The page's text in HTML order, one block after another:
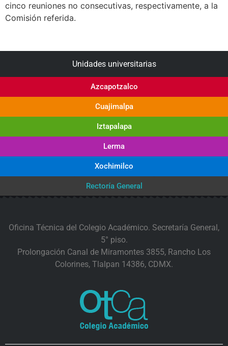
cinco reuniones no consecutivas, respectivamente, a la
Comisión referida.
Unidades universitarias
Azcapotzalco
Cuajimalpa
Iztapalapa
Lerma
Xochimilco
Rectoría General
Oficina Técnica del Colegio Académico. Secretaría General,
5° piso.
Prolongación Canal de Miramontes 3855, Rancho Los
Colorines, Tlalpan 14386, CDMX.